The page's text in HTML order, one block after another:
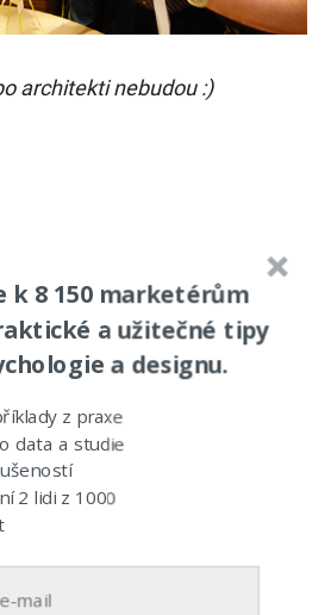
architekti nebudou :)
pokud dá jako motivaci výhru
000 dolarů, tak žádný tým
hladinu člověka další peníze
Motivuje jej větší
tímhle směřuji…
k 8 150 marketérům
a užitečné tipy
a designu.
z praxe
data a studie
2 lidi z 1000